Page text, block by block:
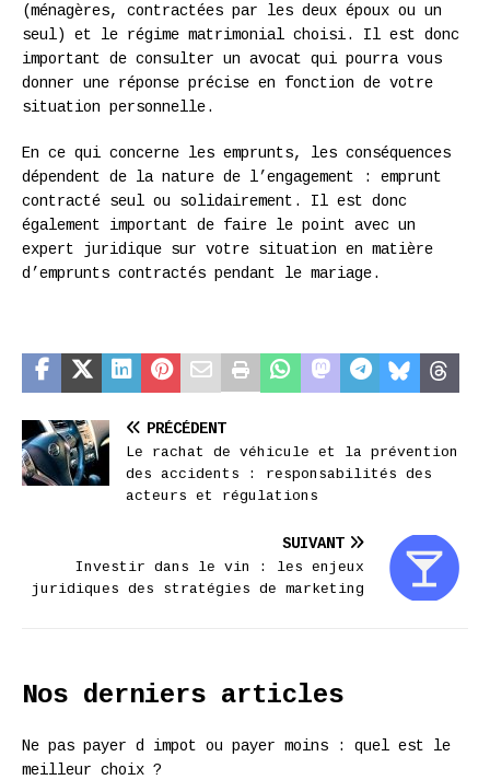
(ménagères, contractées par les deux époux ou un
seul) et le régime matrimonial choisi. Il est donc
important de consulter un avocat qui pourra vous
donner une réponse précise en fonction de votre
situation personnelle.
En ce qui concerne les emprunts, les conséquences
dépendent de la nature de l’engagement : emprunt
contracté seul ou solidairement. Il est donc
également important de faire le point avec un
expert juridique sur votre situation en matière
d’emprunts contractés pendant le mariage.
PRÉCÉDENT
Le rachat de véhicule et la prévention
des accidents : responsabilités des
acteurs et régulations
SUIVANT
Investir dans le vin : les enjeux
juridiques des stratégies de marketing
Nos derniers articles
Ne pas payer d impot ou payer moins : quel est le
meilleur choix ?